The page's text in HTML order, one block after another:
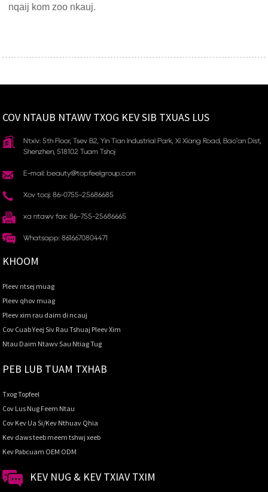
nqaij kom zoo nkauj.
COV NTAUB NTAWV TXOG KEV SIB TXUAS LUS
Ntxiv: 5th Floor, Tsev B2, Yin Tian Industrial Park, Xi Xiang Road, Bao'an Dist,
Shenzhen, 518102 Tuam Tshoj
E-mail: beauty@topfeelgroup.com
Xov tooj: 86-0755-25686685
xa ntawv fax: 86-755-25686665
Whatsapp: 8616670804471
KHOOM
Pleev ntsej muag
Pleev qhov muag
Pleev xim rau daim di ncauj
Cov Cuab Yeej Siv Rau Tshuaj Pleev Xim
Ntau Daim Ntawv Sau Ntiag Tug
PEB LUB TUAM TXHAB
Txog Topfeel
Cov Lus Nug Feem Ntau
Cov Kev Ua Si/Kev Nthuav Qhia
Kev daws teeb meem tshwj xeeb
Kev Pabcuam OEM ODM
KEV NUG & KEV TXIAV TXIM